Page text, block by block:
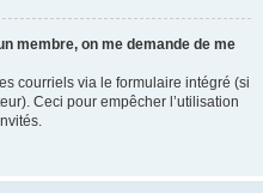
membre, on me demande de me
courriels via le formulaire intégré (si
Ceci pour empêcher l’utilisation